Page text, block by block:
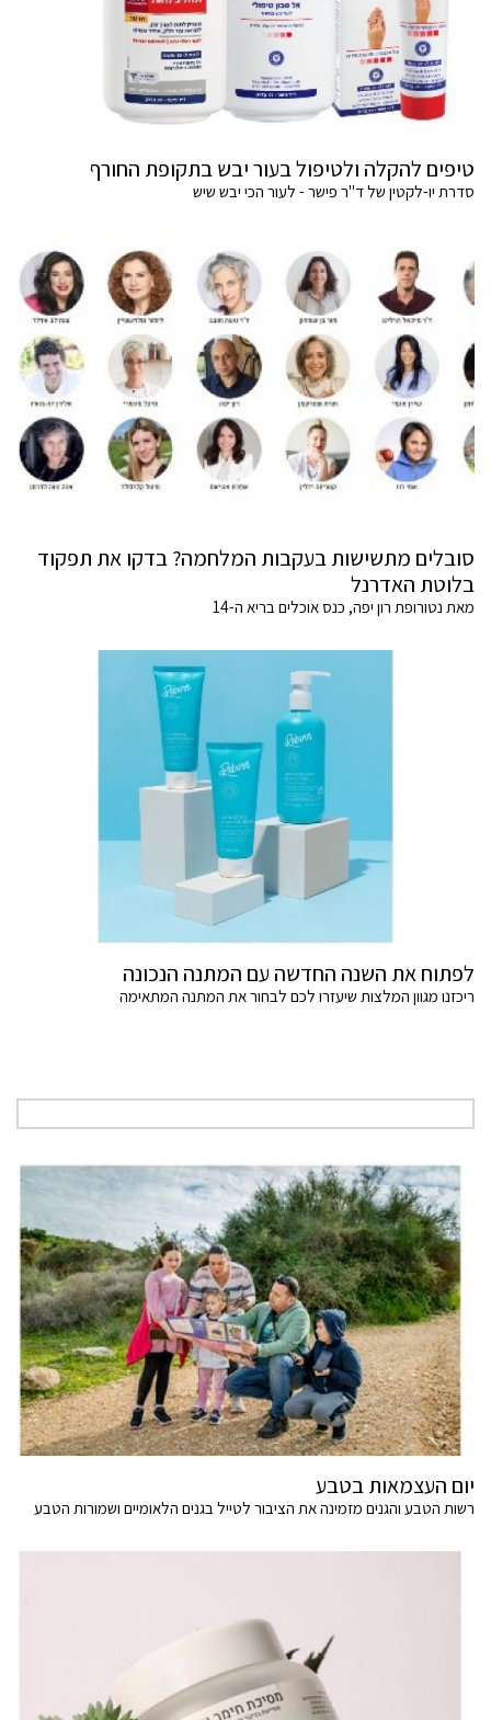
טיפים להקלה ולטיפול בעור יבש בתקופת החורף
סדרת יו-לקטין של ד"ר פישר - לעור הכי יבש שיש
סובלים מתשישות בעקבות המלחמה? בדקו את תפקוד
בלוטת האדרנל
מאת נטורופת רון יפה, כנס אוכלים בריא ה-14
לפתוח את השנה החדשה עם המתנה הנכונה
ריכזנו מגוון המלצות שיעזרו לכם לבחור את המתנה המתאימה
יום העצמאות בטבע
רשות הטבע והגנים מזמינה את הציבור לטייל בגנים הלאומיים ושמורות הטבע